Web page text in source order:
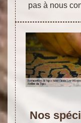
pas à nous
Nos